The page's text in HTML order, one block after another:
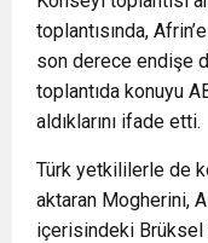
toplantısında,
son derece endişe
toplantıda konuyu
aldıklarını ifade etti.
Türk yetkililerle de
aktaran Mogherini,
içerisindeki